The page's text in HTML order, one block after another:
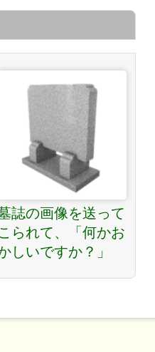
誌の画像を送って
られて、「何かお
しいですか？」